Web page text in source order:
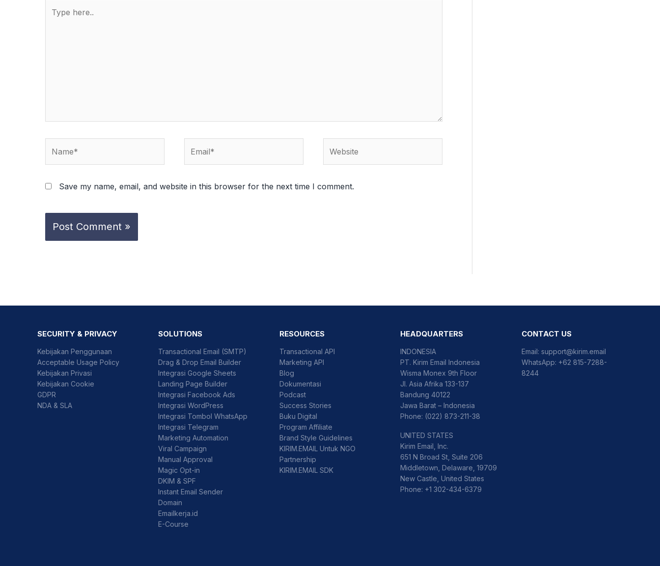
here..
Save my name, email, and website in this browser for the next time I comment.
SECURITY & PRIVACY
Kebijakan Penggunaan
Acceptable Usage Policy
Kebijakan Privasi
Kebijakan Cookie
GDPR
NDA & SLA
SOLUTIONS
Transactional Email (SMTP)
Drag & Drop Email Builder
Integrasi Google Sheets
Landing Page Builder
Integrasi Facebook Ads
Integrasi WordPress
Integrasi Tombol WhatsApp
Integrasi Telegram
Marketing Automation
Viral Campaign
Manual Approval
Magic Opt-in
DKIM & SPF
Instant Email Sender
Domain
Emailkerja.id
E-Course
RESOURCES
Transactional API
Marketing API
Blog
Dokumentasi
Podcast
Success Stories
Buku Digital
Program Affiliate
Brand Style Guidelines
KIRIM.EMAIL Untuk NGO
Partnership
KIRIM.EMAIL SDK
HEADQUARTERS
INDONESIA
PT. Kirim Email Indonesia
Wisma Monex 9th Floor
Jl. Asia Afrika 133-137
Bandung 40122
Jawa Barat – Indonesia
Phone: (022) 873-211-38
UNITED STATES
Kirim Email, Inc.
651 N Broad St, Suite 206
Middletown, Delaware, 19709
New Castle, United States
Phone: +1 302-434-6379
CONTACT US
Email: support@kirim.email
WhatsApp: +62 815-7288-
8244